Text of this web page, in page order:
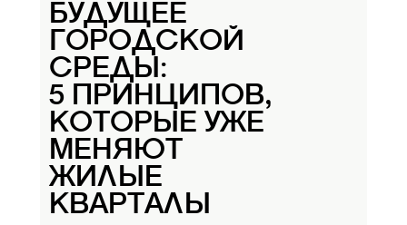
БУДУЩЕЕ
ГОРОДСКОЙ
СРЕДЫ:
5 ПРИНЦИПОВ,
КОТОРЫЕ УЖЕ
МЕНЯЮТ
ЖИЛЫЕ
КВАРТАЛЫ